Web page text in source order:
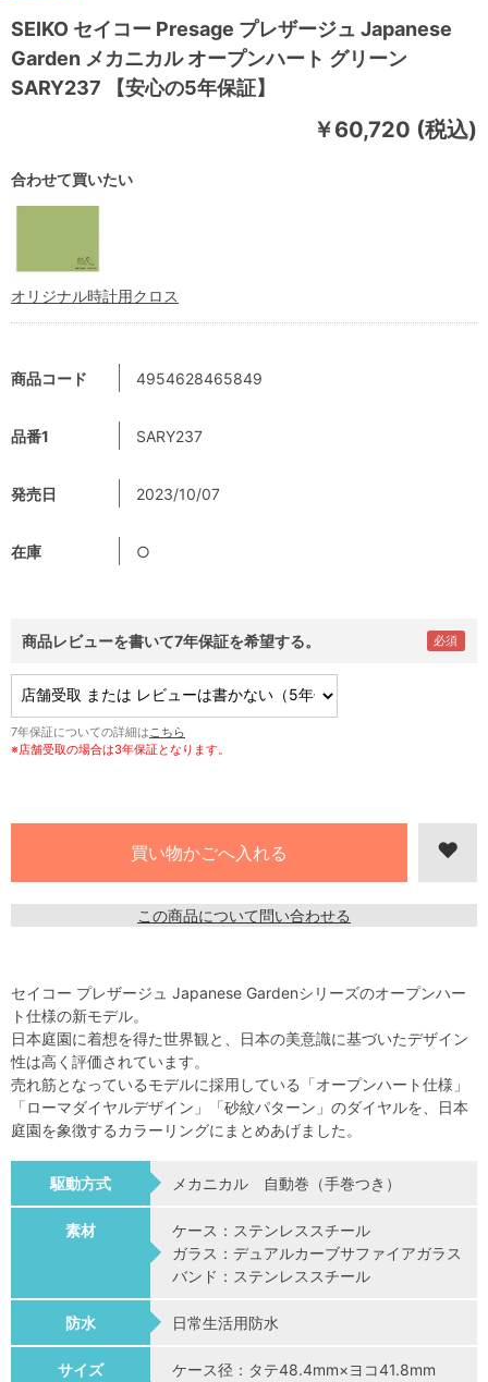
SEIKO セイコー Presage プレザージュ Japanese
Garden メカニカル オープンハート グリーン
SARY237 【安心の5年保証】
￥60,720 (税込)
商品コード 4954628465849
品番1 SARY237
発売日 2023/10/07
在庫 ○
商品レビューを書いて7年保証を希望する。
7年保証についての詳細は こちら
※店舗受取の場合は3年保証となります。
この商品について問い合わせる
合わせて買いたい
オリジナル時計用クロス
セイコー プレザージュ Japanese Gardenシリーズのオープンハー
ト仕様の新モデル。
日本庭園に着想を得た世界観と、日本の美意識に基づいたデザイン
性は高く評価されています。
売れ筋となっているモデルに採用している「オープンハート仕様」
「ローマダイヤルデザイン」「砂紋パターン」のダイヤルを、日本
庭園を象徴するカラーリングにまとめあげました。
駆動方式 メカニカル 自動巻（手巻つき）
素材
ケース：ステンレススチール
ガラス：デュアルカーブサファイアガラス
バンド：ステンレススチール
防水 日常生活用防水
サイズ ケース径：タテ48.4mm×ヨコ41.8mm